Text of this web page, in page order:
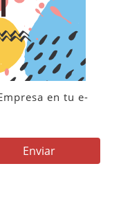
en tu e-